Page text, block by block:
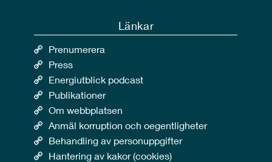
Länkar
Prenumerera
Press
Energiutblick podcast
Publikationer
Om webbplatsen
Anmäl korruption och oegentligheter
Behandling av personuppgifter
Hantering av kakor (cookies)